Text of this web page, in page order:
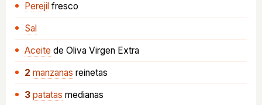
Perejil fresco
Sal
Aceite de Oliva Virgen Extra
2 manzanas reinetas
3 patatas medianas